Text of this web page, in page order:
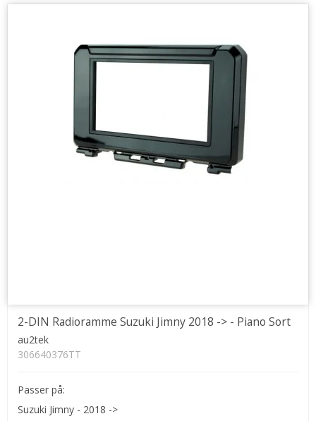
2-DIN Radioramme Suzuki Jimny 2018 -> - Piano Sort
au2tek
306640376TT
Passer på:
Suzuki Jimny - 2018 ->